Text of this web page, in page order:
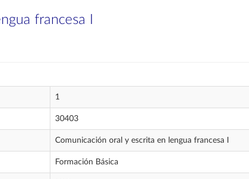
francesa I
1
30403
Comunicación oral y escrita en lengua francesa I
Formación Básica